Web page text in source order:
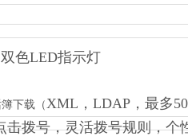
色LED指示灯
下载（XML，LDAP，最多
拨号，灵活拨号规则，